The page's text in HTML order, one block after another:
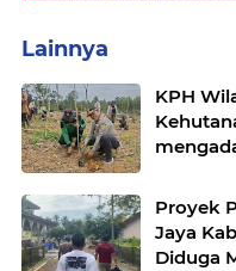
Lainnya
KPH
Proyek
Jaya
Diduga